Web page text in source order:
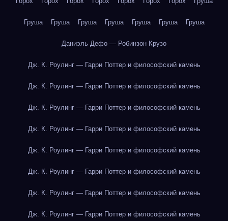
Груша Груша Груша Груша Груша Груша Груша
Даниэль Дефо — Робинзон Крузо
Дж. К. Роулинг — Гарри Поттер и философский камень
Дж. К. Роулинг — Гарри Поттер и философский камень
Дж. К. Роулинг — Гарри Поттер и философский камень
Дж. К. Роулинг — Гарри Поттер и философский камень
Дж. К. Роулинг — Гарри Поттер и философский камень
Дж. К. Роулинг — Гарри Поттер и философский камень
Дж. К. Роулинг — Гарри Поттер и философский камень
Дж. К. Роулинг — Гарри Поттер и философский камень